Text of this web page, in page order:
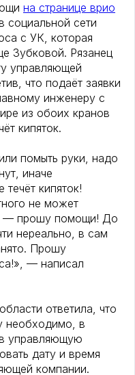
на странице врио
социальной сети
с УК, которая
Зубковой. Рязанец
управляющей
что подаёт заявки
инженеру с
из обоих кранов
кипяток.
помыть руки, надо
иначе
кипяток!
не может
— прошу помощи! До
нереально, в сам
Прошу
— написал
ответила, что
необходимо, в
управляющую
дату и время
компании.